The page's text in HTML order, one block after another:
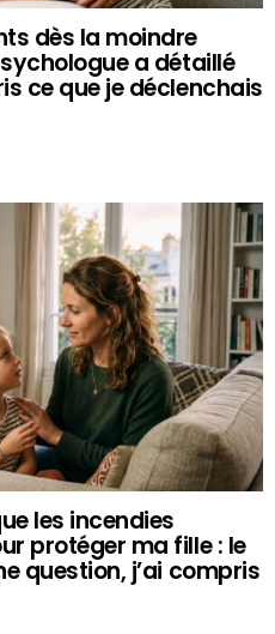
dès la moindre
a détaillé
ce que je déclenchais
les incendies
protéger ma fille : le
question, j’ai compris